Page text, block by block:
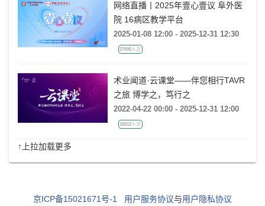
网络直播丨2025年壹心壹议 阜外医
院 16病区教学平台
2025-01-08 12:00 - 2025-12-31 12:30
27695人次
术业闻道·云课堂——伴您相行TAVR
之旅 博学之，笃行之
2022-04-22 00:00 - 2025-12-31 12:00
18812人次
↑上拉加载更多
京ICP备15021671号-1 用户服务协议与用户隐私协议